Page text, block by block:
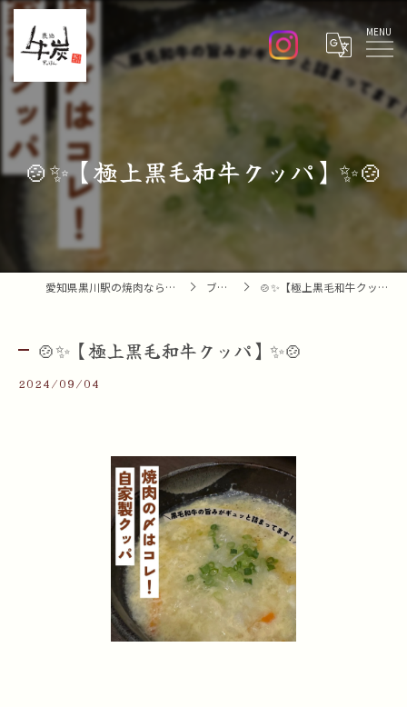
Menu
🍲✨【極上黒毛和牛クッパ】✨🍲
愛知県黒川駅の焼肉なら焼肉 牛炭 ブログ 🍲✨【極上黒毛和牛クッパ】✨🍲
🍲✨【極上黒毛和牛クッパ】✨🍲
2024/09/04